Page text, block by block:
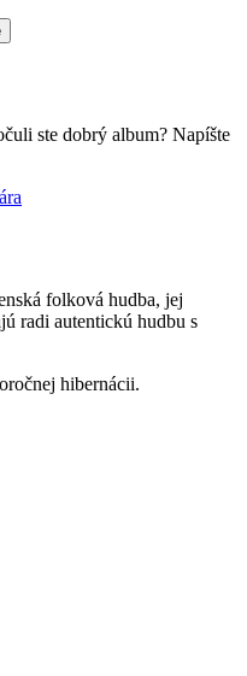
ste dobrý album? Napíšte
folková hudba, jej
radi autentickú hudbu s
hibernácii.